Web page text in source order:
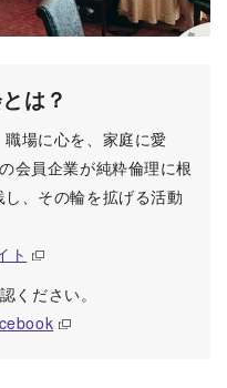
は？
場に心を、家庭に愛
会員企業が純粋倫理に根
、その輪を拡げる活動
ト
ください。